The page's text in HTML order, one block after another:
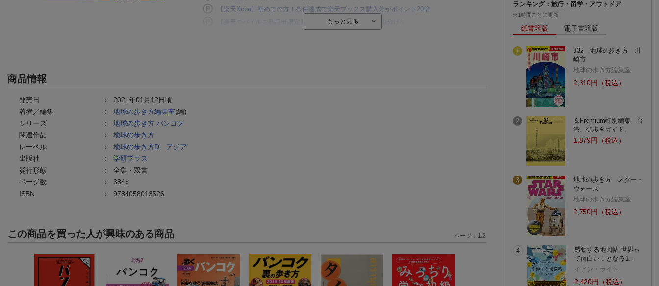
【楽天Kobo】初めての方！条件達成で楽天ブックス購入分がポイント20倍
【楽天モバイルご利用者限定】条件達成で100万ポイント山分け！
商品情報
発売日 ： 2021年01月12日頃
著者／編集
： 地球の歩き方編集室(編)
シリーズ
： 地球の歩き方 バンコク
関連作品
： 地球の歩き方
レーベル
： 地球の歩き方D アジア
出版社
： 学研プラス
発行形態
： 全集・双書
ページ数
： 384p
ISBN
： 9784058013526
この商品を買った人が興味のある商品 ページ： 1 /2
ランキング：旅行・留学・アウトドア
※1時間ごとに更新
紙書籍版 電子書籍版
1
J32 地球の歩き方 川
崎市
地球の歩き方編集室
2,310円（税込）
2
＆Premium特別編集 台
湾、街歩きガイド。
1,879円（税込）
3
地球の歩き方 スター・
ウォーズ
地球の歩き方編集室
2,750円（税込）
4
感動する地図帖 世界っ
て面白い！となる1…
イアン・ライト
2,420円（税込）